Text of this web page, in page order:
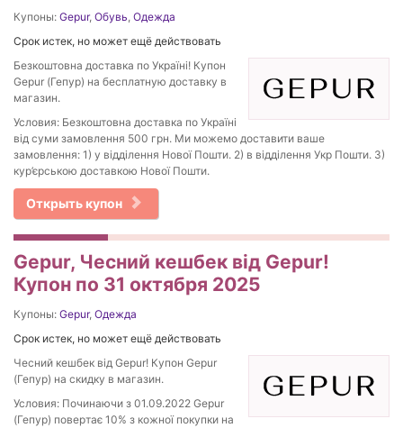
Купоны: Gepur, Обувь, Одежда
Срок истек, но может ещё действовать
Безкоштовна доставка по Україні! Купон
Gepur (Гепур) на бесплатную доставку в
магазин.
Условия: Безкоштовна доставка по Україні
від суми замовлення 500 грн. Ми можемо доставити ваше
замовлення: 1) у відділення Нової Пошти. 2) в відділення Укр Пошти. 3)
кур’єрською доставкою Нової Пошти.
Открыть купон
Gepur, Чесний кешбек від Gepur!
Купон по 31 октября 2025
Купоны: Gepur, Одежда
Срок истек, но может ещё действовать
Чесний кешбек від Gepur! Купон Gepur
(Гепур) на скидку в магазин.
Условия: Починаючи з 01.09.2022 Gepur
(Гепур) повертає 10% з кожної покупки на